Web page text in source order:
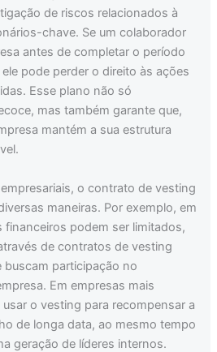
de riscos relacionados à
chave. Se um colaborador
antes de completar o período
pode perder o direito às ações
Esse plano não só
mas também garante que,
mantém a sua estrutura
o contrato de vesting
maneiras. Por exemplo, em
financeiros podem ser limitados,
de contratos de vesting
buscam participação no
Em empresas mais
o vesting para recompensar a
de longa data, ao mesmo tempo
geração de líderes internos.